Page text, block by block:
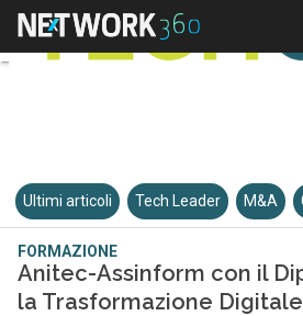
Ultimi articoli Tech Leader M&A
FORMAZIONE
Anitec-Assinform con il
la Trasformazione